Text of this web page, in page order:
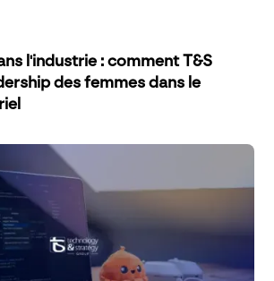
l'industrie : comment T&S
des femmes dans le